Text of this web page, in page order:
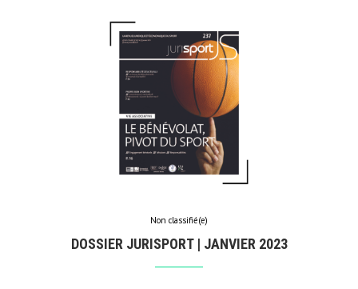
Non classifié(e)
DOSSIER JURISPORT | JANVIER 2023